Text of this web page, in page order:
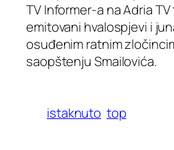
TV Informer-a na Adria
emitovani hvalospjevi i
osuđenim ratnim
saopštenju Smailovića.
istaknuto top